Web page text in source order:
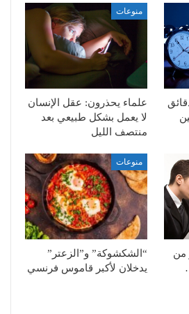
منوعات
علماء يحذرون: عقل الإنسان
لا يعمل بشكل طبيعي بعد
منتصف الليل
من
منوعات
“الشكشوكة” و”الزعتر”
يدخلان لأكبر قاموس فرنسي